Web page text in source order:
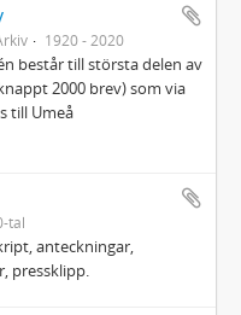
1920 - 2020
består till största delen av
2000 brev) som via
till Umeå
tal
anteckningar,
pressklipp.